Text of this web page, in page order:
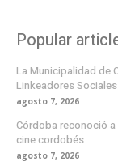
Popular
La Municipalidad de
Linkeadores
agosto 7, 2026
Córdoba reconoció
cine cordobés
agosto 7, 2026